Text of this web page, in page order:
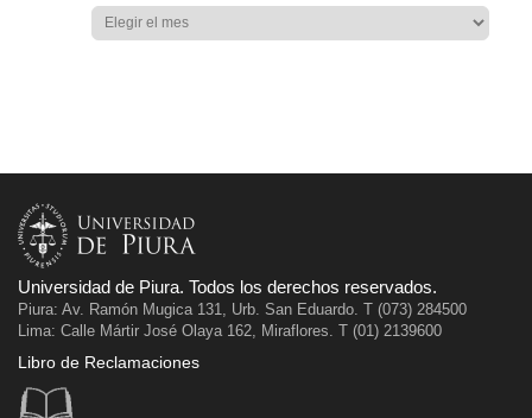
Universidad de Piura. Todos los derechos reservados.
Piura: Av. Ramón Mugica 131, Urb. San Eduardo. T (073) 284500
Lima: Calle Mártir José Olaya 162, Miraflores. T (01) 2139600
Libro de Reclamaciones